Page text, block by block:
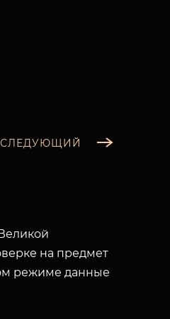
СЛЕДУЮЩИЙ
на предмет
режиме данные